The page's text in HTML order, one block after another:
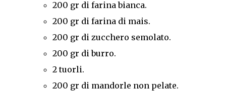
200 gr di farina bianca.
200 gr di farina di mais.
200 gr di zucchero semolato.
200 gr di burro.
2 tuorli.
200 gr di mandorle non pelate.